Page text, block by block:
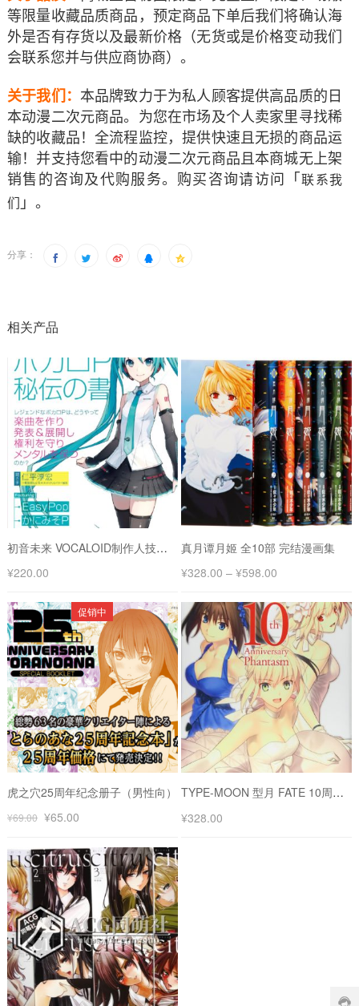
等限量收藏品质商品，预定商品下单后我们将确认海
外是否有存货以及最新价格（无货或是价格变动我们
会联系您并与供应商协商）。
关于我们： 本品牌致力于为私人顾客提供高品质的日
本动漫二次元商品。为您在市场及个人卖家里寻找稀
缺的收藏品！全流程监控，提供快速且无损的商品运
输！并支持您看中的动漫二次元商品且本商城无上架
销售的咨询及代购服务。购买咨询请访问 「联系我
们
」 。
分享：
相关产品
初音未来 VOCALOID制作人技术手册 ネット時代のボカロP
¥220.00
真月谭月姬 全10部 完结漫画集
¥328.00 – ¥598.00
促销中
虎之穴25周年纪念册子（男性向）
¥69.00 ¥65.00
TYPE-MOON 型月 FATE 10周年纪念 绘画册 10th Anniversary Phantasm
¥328.00